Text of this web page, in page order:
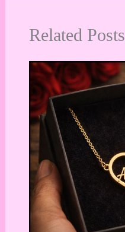
Related Posts